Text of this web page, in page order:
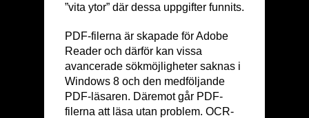
”vita ytor” där dessa uppgifter funnits.
PDF-filerna är skapade för Adobe
Reader och därför kan vissa
avancerade sökmöjligheter saknas i
Windows 8 och den medföljande
PDF-läsaren. Däremot går PDF-
filerna att läsa utan problem. OCR-